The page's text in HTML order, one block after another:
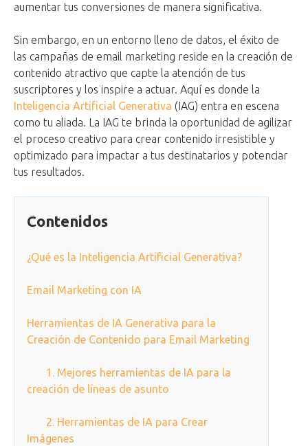
aumentar tus conversiones de manera significativa.
Sin embargo, en un entorno lleno de datos, el éxito de
las campañas de email marketing reside en la creación de
contenido atractivo que capte la atención de tus
suscriptores y los inspire a actuar. Aquí es donde la
Inteligencia Artificial Generativa (IAG) entra en escena
como tu aliada. La IAG te brinda la oportunidad de agilizar
el proceso creativo para crear contenido irresistible y
optimizado para impactar a tus destinatarios y potenciar
tus resultados.
Contenidos
¿Qué es la Inteligencia Artificial Generativa?
Email Marketing con IA
Herramientas de IA Generativa para la
Creación de Contenido para Email Marketing
1. Mejores herramientas de IA para la
creación de líneas de asunto
2. Herramientas de IA para Crear
Imágenes